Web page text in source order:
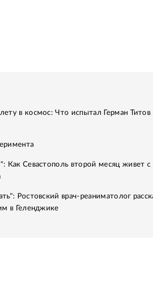
в космос: Что испытал Герман Титов
Как Севастополь второй месяц живет с
Ростовский врач-реаниматолог
в Геленджике